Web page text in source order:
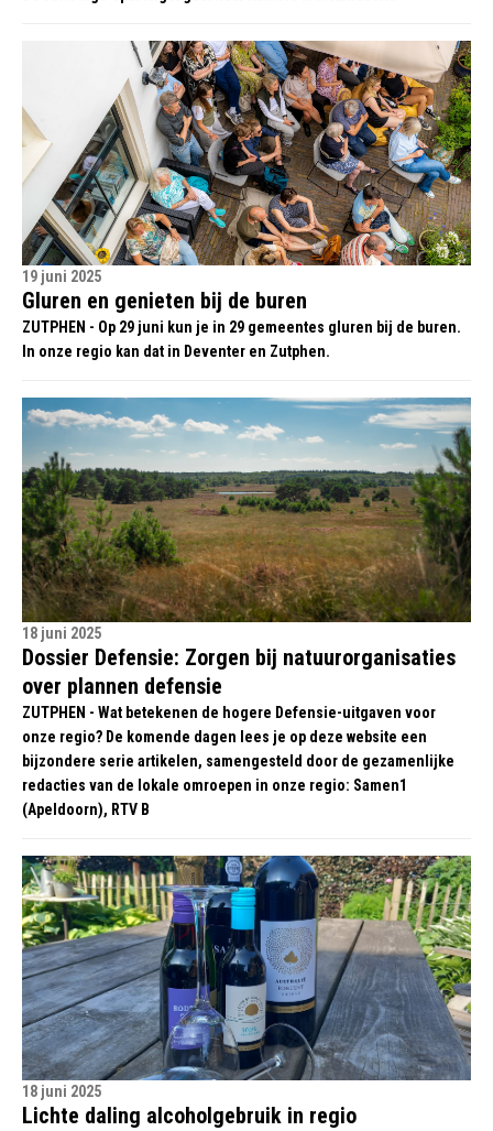
19 juni 2025
Gluren en genieten bij de buren
ZUTPHEN - Op 29 juni kun je in 29 gemeentes gluren bij de buren.
In onze regio kan dat in Deventer en Zutphen.
18 juni 2025
Dossier Defensie: Zorgen bij natuurorganisaties
over plannen defensie
ZUTPHEN - Wat betekenen de hogere Defensie-uitgaven voor
onze regio? De komende dagen lees je op deze website een
bijzondere serie artikelen, samengesteld door de gezamenlijke
redacties van de lokale omroepen in onze regio: Samen1
(Apeldoorn), RTV B
18 juni 2025
Lichte daling alcoholgebruik in regio